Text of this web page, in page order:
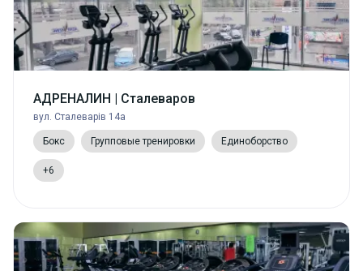
АДРЕНАЛИН | Сталеваров
вул. Сталеварів 14а
Бокс Групповые тренировки Единоборство
+6